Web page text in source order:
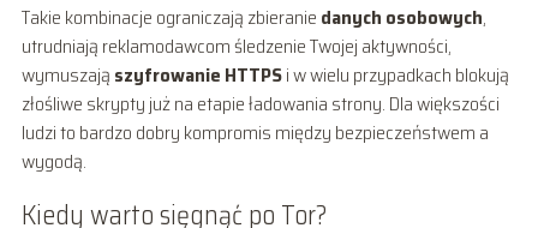
Takie kombinacje ograniczają zbieranie danych osobowych,
utrudniają reklamodawcom śledzenie Twojej aktywności,
wymuszają szyfrowanie HTTPSi w wielu przypadkach blokują
złośliwe skrypty już na etapie ładowania strony. Dla większości
ludzi to bardzo dobry kompromis między bezpieczeństwem a
wygodą.
Kiedy warto sięgnąć po Tor?